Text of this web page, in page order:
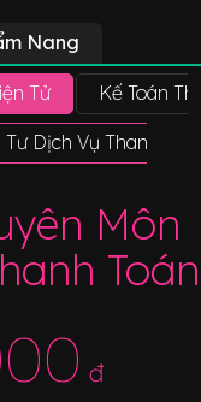
Nang
Tử Kế Toán
Dịch Vụ Thanh
Môn
Toán
đ